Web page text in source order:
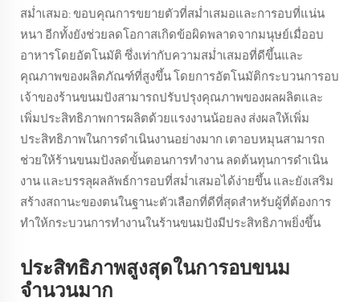
สม่ำเสมอ: ขอบคุณการขยายตัวที่สม่ำเสมอและการอบที่แน่น
หนา อีกทั้งยังช่วยลดโอกาสเกิดข้อผิดพลาดจากมนุษย์เมื่ออบ
อาหารโดยอัตโนมัติ ซึ่งเท่ากับความสม่ำเสมอที่ดีขึ้นและ
คุณภาพของผลิตภัณฑ์ที่สูงขึ้น โดยการอัตโนมัติกระบวนการอบ
เจ้าของร้านขนมปังสามารถปรับปรุงคุณภาพของผลผลิตและ
เพิ่มประสิทธิภาพการผลิตด้วยแรงงานน้อยลง ส่งผลให้เพิ่ม
ประสิทธิภาพในการดำเนินงานอย่างมาก เตาอบหมุนสามารถ
ช่วยให้ร้านขนมปังลดขั้นตอนการทำงาน ลดต้นทุนการดำเนิน
งาน และบรรลุผลลัพธ์การอบที่สม่ำเสมอได้ง่ายขึ้น และยังเสริม
สร้างสถานะของตนในฐานะตัวเลือกที่ดีที่สุดสำหรับผู้ที่ต้องการ
ทำให้กระบวนการทำงานในร้านขนมปังมีประสิทธิภาพยิ่งขึ้น
ประสิทธิภาพสูงสุดในการอบขนม
จำนวนมาก